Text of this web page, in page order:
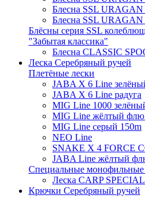
Блесна SSL URAGAN
Блесна SSL URAGAN
Блёсны серия SSL
"Забытая классика"
Блесна CLASSIC
Леска Серебряный ручей
Плетёные лески
JABA X 6 Line
JABA X 6 Line радуга
MIG Line 1000
MIG Line жёлтый флю
MIG Line серый 150m
NEO Line
SNAKE X 4 FORCE
JABA Line жёлтый
Специальные
Леска CARP
Крючки Серебряный ручей